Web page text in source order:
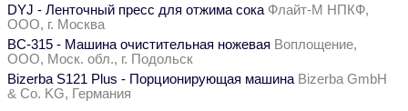
DYJ - Ленточный пресс для отжима сока Флайт-М НПКФ,
ООО, г. Москва
ВС-315 - Машина очистительная ножевая Воплощение,
ООО, Моск. обл., г. Подольск
Bizerba S121 Plus - Порционирующая машина Bizerba GmbH
& Co. KG, Германия